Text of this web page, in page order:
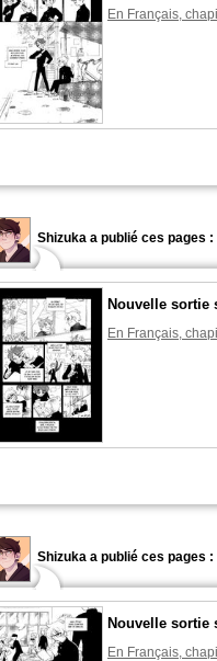
En Français,
Shizuka a publié ces pages :
Nouvelle sortie
En Français,
Shizuka a publié ces pages :
Nouvelle sortie
En Français,